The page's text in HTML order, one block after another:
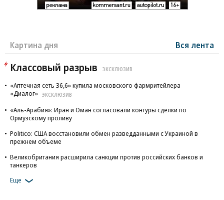
Картина дня Вся лента
Классовый разрыв ЭКСКЛЮЗИВ
«Аптечная сеть 36,6» купила московского фармритейлера
«Диалог» ЭКСКЛЮЗИВ
«Аль-Арабия»: Иран и Оман согласовали контуры сделки по
Ормузскому проливу
Politico: США восстановили обмен разведданными с Украиной в
прежнем объеме
Великобритания расширила санкции против российских банков и
танкеров
Еще